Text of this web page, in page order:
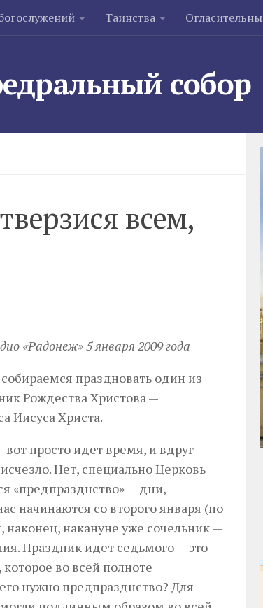
Таинства
собор
всем,
«Радонеж» 5 января 2009 года
праздновать один из
Рождества Христова —
Иисуса Христа.
просто идет время, и вдруг
Нет, специально Церковь
«предпразднство» — дни,
начинаются со второго января (по
наконец, накануне уже сочельник —
Праздник идет седьмого — это
во всей полноте
нужно предпразднство? Для